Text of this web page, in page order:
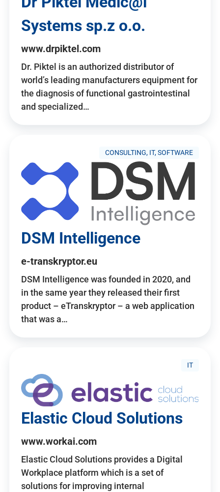
Systems sp.z o.o.
www.drpiktel.com
Dr. Piktel is an authorized distributor of
world’s leading manufacturers equipment for
the diagnosis of functional gastrointestinal
and specialized…
CONSULTING, IT, SOFTWARE
DSM Intelligence
e-transkryptor.eu
DSM Intelligence was founded in 2020, and
in the same year they released their first
product – eTranskryptor – a web application
that was a…
IT
Elastic Cloud Solutions
www.workai.com
Elastic Cloud Solutions provides a Digital
Workplace platform which is a set of
solutions for improving internal